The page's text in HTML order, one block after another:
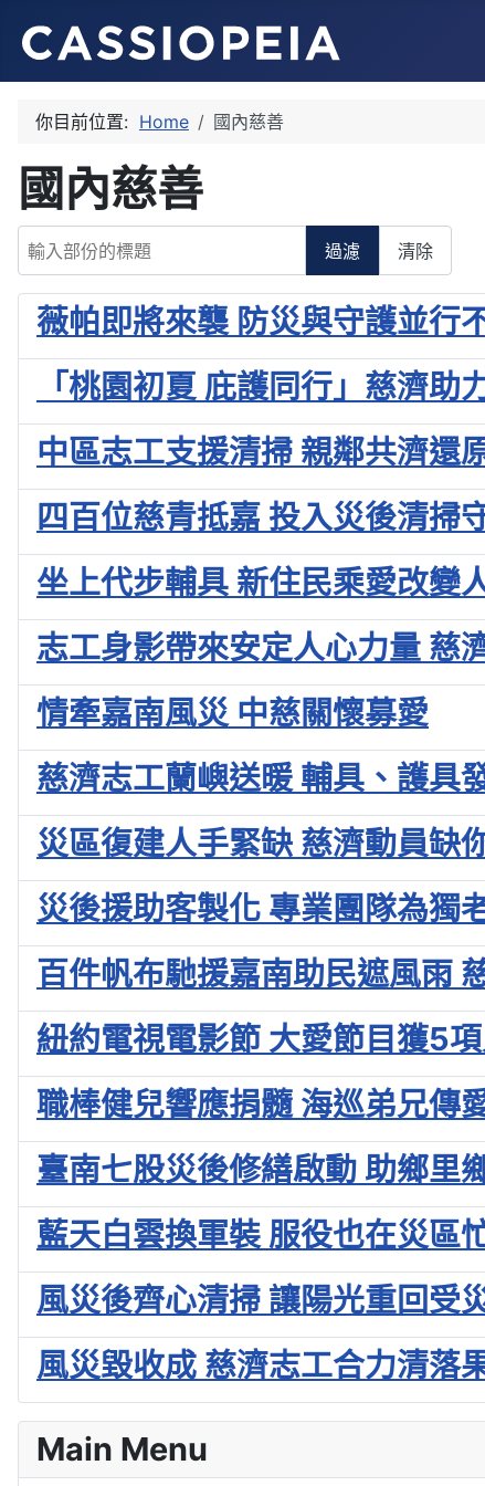
你目前位置: Home 國內慈善
國內慈善
輸入部份的標題
過濾 清除
薇帕即將來襲 防災與守護並行
「桃園初夏 庇護同行」慈濟助
中區志工支援清掃 親鄰共濟還
四百位慈青抵嘉 投入災後清掃
坐上代步輔具 新住民乘愛改變
志工身影帶來安定人心力量 慈
情牽嘉南風災 中慈關懷募愛
慈濟志工蘭嶼送暖 輔具、護具
災區復建人手緊缺 慈濟動員缺
災後援助客製化 專業團隊為獨
百件帆布馳援嘉南助民遮風雨
紐約電視電影節 大愛節目獲5
職棒健兒響應捐髓 海巡弟兄傳
臺南七股災後修繕啟動 助鄉里
藍天白雲換軍裝 服役也在災區
風災後齊心清掃 讓陽光重回受
風災毀收成 慈濟志工合力清落
Main Menu